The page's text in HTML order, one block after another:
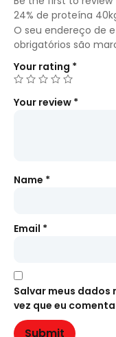
24% de proteína
O seu endereço de
obrigatórios são
Your rating *
Your review *
Name *
Email *
Salvar meus
vez que eu